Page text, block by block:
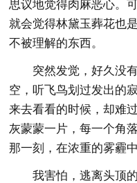
思议地觉得肉麻恶心。
就会觉得林黛玉葬花也
不被理解的东西。
突然发觉，好久没
空，听飞鸟划过发出的
来去看看的时候，却难
灰蒙蒙一片，每一个角
那一刻，在浓重的雾霾
我害怕，逃离头顶